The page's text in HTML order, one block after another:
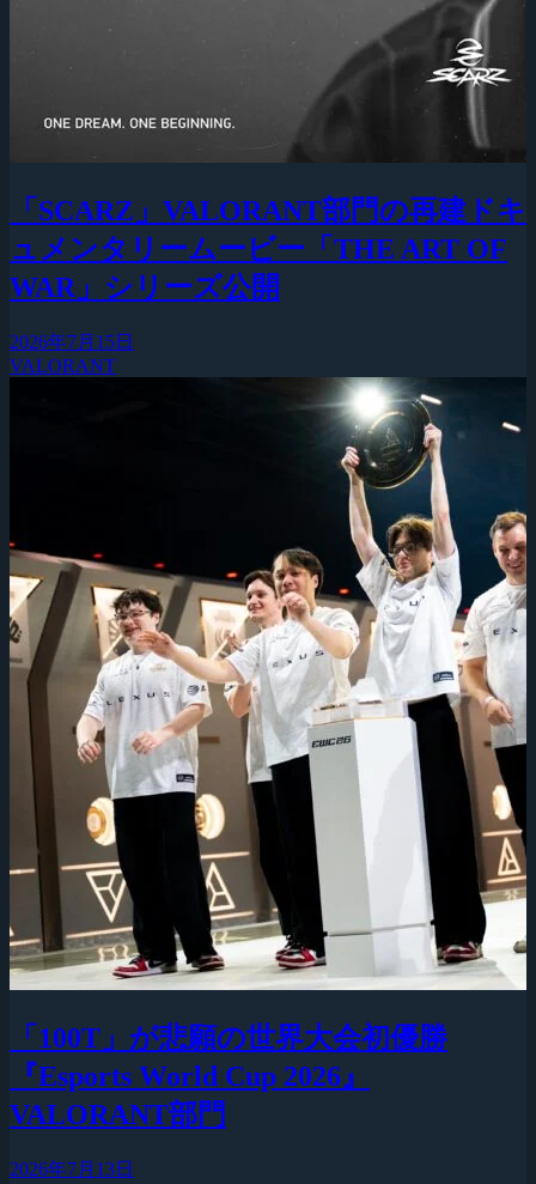
「SCARZ」VALORANT部門の再建ドキ
ュメンタリームービー「THE ART OF
WAR」シリーズ公開
2026年7月15日
VALORANT
「100T」が悲願の世界大会初優勝
『Esports World Cup 2026』
VALORANT部門
2026年7月13日